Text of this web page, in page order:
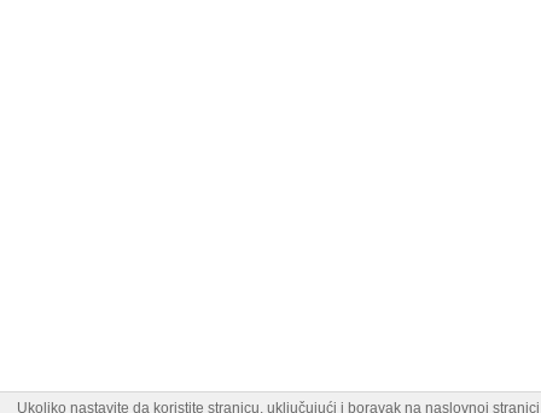
Ukoliko nastavite da koristite stranicu, uključujući i boravak na naslovnoj